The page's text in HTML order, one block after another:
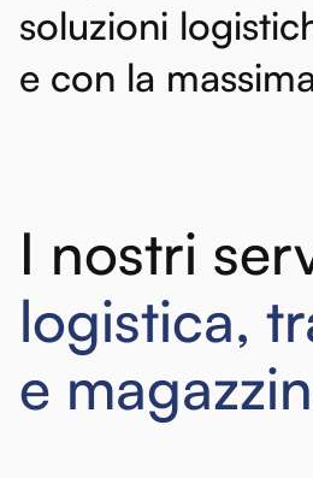
soluzioni
e con la massima
I nostri
logistica,
e